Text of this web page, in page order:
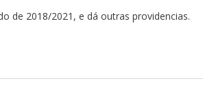
de 2018/2021, e dá outras providencias.